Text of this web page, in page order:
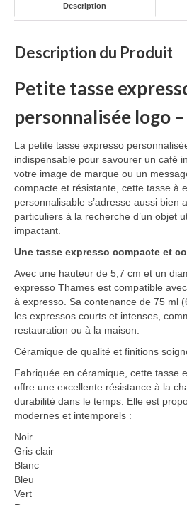
Polo Publicitaire
Tee-shirt publicitaire
Vêtement Haute
Contact
Description
Description du Produit
Petite tasse
personnalisée logo
La petite tasse expresso
indispensable pour savourer un café
votre image de marque ou un
compacte et résistante, cette tasse à
personnalisable s’adresse aussi bien
particuliers à la recherche d’un objet
impactant.
Une tasse expresso compacte et
Avec une hauteur de 5,7 cm et un
expresso Thames est compatible
à expresso. Sa contenance de 75 ml
les expressos courts et intenses,
restauration ou à la maison.
Céramique de qualité et finitions
Fabriquée en céramique, cette tasse
offre une excellente résistance à la
durabilité dans le temps. Elle est
modernes et intemporels :
Noir
Gris clair
Blanc
Bleu
Vert